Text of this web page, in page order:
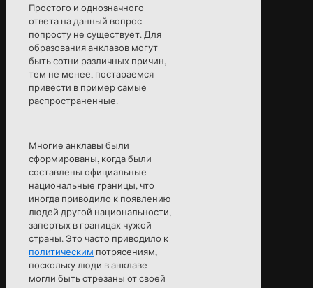
Простого и однозначного
ответа на данный вопрос
попросту не существует. Для
образования анклавов могут
быть сотни различных причин,
тем не менее, постараемся
привести в пример самые
распространенные.
Многие анклавы были
сформированы, когда были
составлены официальные
национальные границы, что
иногда приводило к появлению
людей другой национальности,
запертых в границах чужой
страны. Это часто приводило к
политическим потрясениям,
поскольку люди в анклаве
могли быть отрезаны от своей